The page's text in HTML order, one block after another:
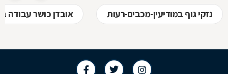
נזקי גוף במודיעין-מכבים-רעות אובדן כושר עבודה